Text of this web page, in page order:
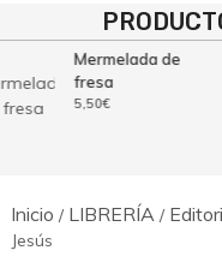
Mermelada de
fresa
5,50€
Inicio / LIBRERÍA/
Jesús